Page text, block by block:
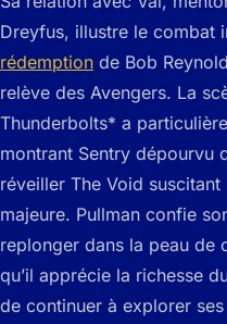
Dreyfus, illustre le combat
rédemption de Bob
relève des Avengers. La
Thunderbolts* a
montrant Sentry dépourvu
réveiller The Void
majeure. Pullman confie
replonger dans la peau de
qu’il apprécie la richesse
de continuer à explorer